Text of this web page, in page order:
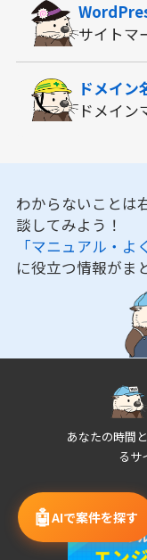
🤖AIで案件を探す
サイトマ
ドメイン
ドメイン
わからないことは
談してみよう！
「マニュアル・よ
に役立つ情報がま
あなたの時間
るサ